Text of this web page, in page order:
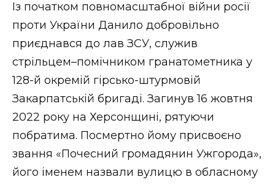
Із початком повномасштабної війни росії
проти України Данило добровільно
приєднався до лав ЗСУ, служив
стрільцем–помічником гранатометника у
128-й окремій гірсько-штурмовій
Закарпатській бригаді. Загинув 16 жовтня
2022 року на Херсонщині, рятуючи
побратима. Посмертно йому присвоєно
звання «Почесний громадянин Ужгорода»,
його іменем назвали вулицю в обласному